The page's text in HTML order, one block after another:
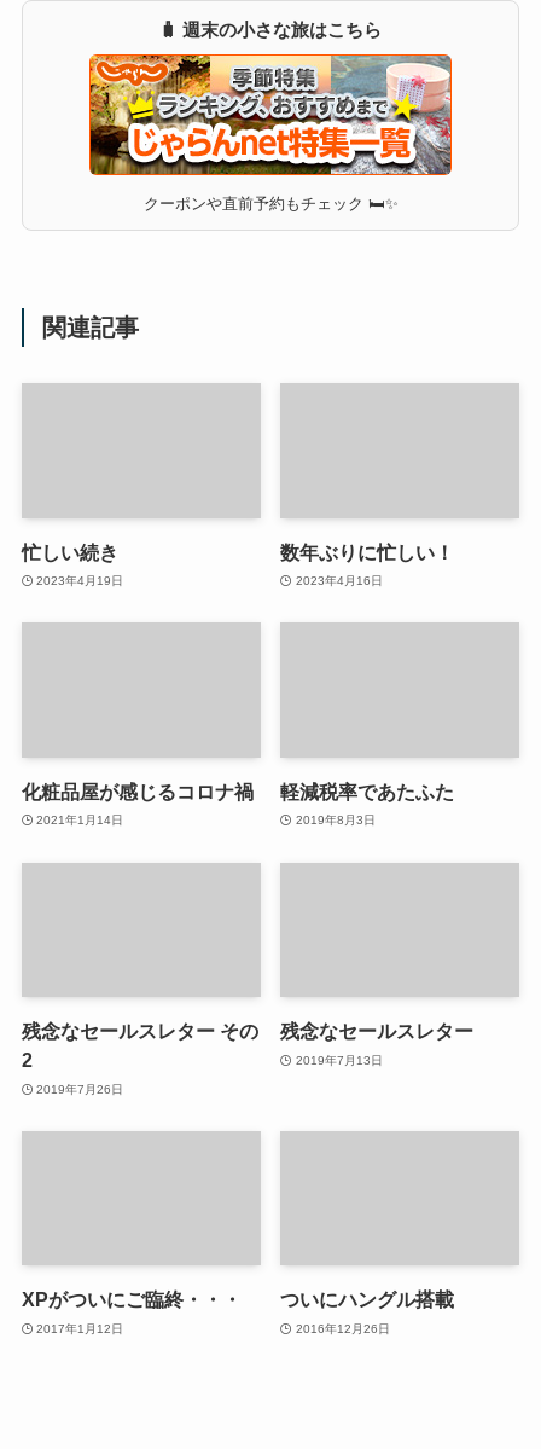
🧳 週末の小さな旅はこちら
クーポンや直前予約もチェック 🛏✨
関連記事
忙しい続き
2023年4月19日
数年ぶりに忙しい！
2023年4月16日
化粧品屋が感じるコロナ禍
2021年1月14日
軽減税率であたふた
2019年8月3日
残念なセールスレター その
2
2019年7月26日
残念なセールスレター
2019年7月13日
XPがついにご臨終・・・
2017年1月12日
ついにハングル搭載
2016年12月26日